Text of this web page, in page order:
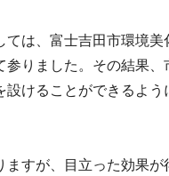
ては、富士吉田市環境
りました。その結果
けることができるよ
すが、目立った効果が